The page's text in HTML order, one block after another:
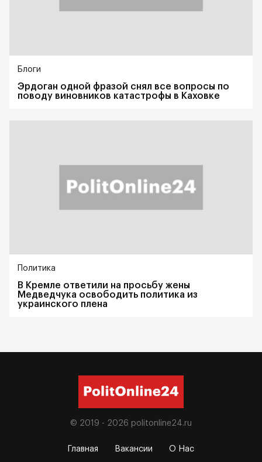
Блоги
Эрдоган одной фразой снял все вопросы по
поводу виновников катастрофы в Каховке
Политика
В Кремле ответили на просьбу жены
Медведчука освободить политика из
украинского плена
© 2019 - 2026 politonline24.ru
Главная Вакансии О Нас